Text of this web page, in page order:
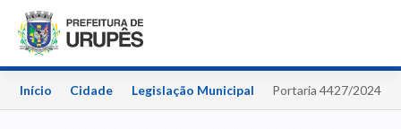
Início Cidade Legislação Municipal Portaria 4427/2024